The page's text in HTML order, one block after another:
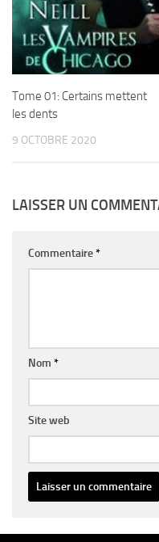
Tome 01: Certains mettent
les dents
9 OCTOBRE 2020
LAISSER UN
Commentaire*
Nom *
Site web